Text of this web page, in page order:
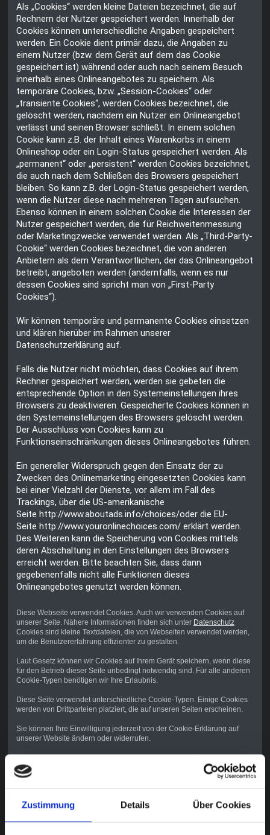
Zustimmung Details Über Cookies
Als „Cookies“ werden kleine Dateien bezeichnet, die auf
Rechnern der Nutzer gespeichert werden. Innerhalb der
Cookies können unterschiedliche Angaben gespeichert
werden. Ein Cookie dient primär dazu, die Angaben zu
einem Nutzer (bzw. dem Gerät auf dem das Cookie
gespeichert ist) während oder auch nach seinem Besuch
innerhalb eines Onlineangebotes zu speichern. Als
temporäre Cookies, bzw. „Session-Cookies“ oder
„transiente Cookies“, werden Cookies bezeichnet, die
gelöscht werden, nachdem ein Nutzer ein Onlineangebot
verlässt und seinen Browser schließt. In einem solchen
Cookie kann z.B. der Inhalt eines Warenkorbs in einem
Onlineshop oder ein Login-Status gespeichert werden. Als
„permanent“ oder „persistent“ werden Cookies bezeichnet,
die auch nach dem Schließen des Browsers gespeichert
bleiben. So kann z.B. der Login-Status gespeichert werden,
wenn die Nutzer diese nach mehreren Tagen aufsuchen.
Ebenso können in einem solchen Cookie die Interessen der
Nutzer gespeichert werden, die für Reichweitenmessung
oder Marketingzwecke verwendet werden. Als „Third-Party-
Cookie“ werden Cookies bezeichnet, die von anderen
Anbietern als dem Verantwortlichen, der das Onlineangebot
betreibt, angeboten werden (andernfalls, wenn es nur
dessen Cookies sind spricht man von „First-Party
Cookies“).
Wir können temporäre und permanente Cookies einsetzen
und klären hierüber im Rahmen unserer
Datenschutzerklärung auf.
Falls die Nutzer nicht möchten, dass Cookies auf ihrem
Rechner gespeichert werden, werden sie gebeten die
entsprechende Option in den Systemeinstellungen ihres
Browsers zu deaktivieren. Gespeicherte Cookies können in
den Systemeinstellungen des Browsers gelöscht werden.
Der Ausschluss von Cookies kann zu
Funktionseinschränkungen dieses Onlineangebotes führen.
Ein genereller Widerspruch gegen den Einsatz der zu
Zwecken des Onlinemarketing eingesetzten Cookies kann
bei einer Vielzahl der Dienste, vor allem im Fall des
Trackings, über die US-amerikanische
Seite http://www.aboutads.info/choices/oder die EU-
Seite http://www.youronlinechoices.com/erklärt werden.
Des Weiteren kann die Speicherung von Cookies mittels
deren Abschaltung in den Einstellungen des Browsers
erreicht werden. Bitte beachten Sie, dass dann
gegebenenfalls nicht alle Funktionen dieses
Onlineangebotes genutzt werden können.
Diese Webseite verwendet Cookies. Auch wir verwenden Cookies auf
unserer Seite. Nähere Informationen finden sich unter Datenschutz
Cookies sind kleine Textdateien, die von Webseiten verwendet werden,
um die Benutzererfahrung effizienter zu gestalten.
Laut Gesetz können wir Cookies auf Ihrem Gerät speichern, wenn diese
für den Betrieb dieser Seite unbedingt notwendig sind. Für alle anderen
Cookie-Typen benötigen wir Ihre Erlaubnis.
Diese Seite verwendet unterschiedliche Cookie-Typen. Einige Cookies
werden von Drittparteien platziert, die auf unseren Seiten erscheinen.
Sie können Ihre Einwilligung jederzeit von der Cookie-Erklärung auf
unserer Website ändern oder widerrufen.
Erfahren Sie in unserer Datenschutzrichtlinie mehr darüber, wer wir sind,
wie Sie uns kontaktieren können und wie wir personenbezogene Daten
verarbeiten.
bezüglich Ihrer Einwilligung kontaktieren.
ingolstadt.de